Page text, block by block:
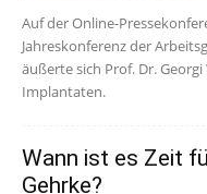
Auf der Online-
Jahreskonferenz der
äußerte sich Prof. Dr.
Implantaten.
Wann ist es Zeit
Gehrke?